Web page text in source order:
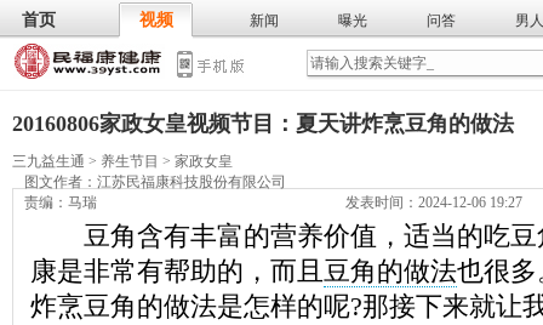
首页 视频 新闻 曝光 问答 男人
武术 气功 膳食 食谱 营养
20160806家政女皇视频节目：夏天讲炸烹豆角的做法
三九益生通 > 养生节目 > 家政女皇
图文作者： 江苏民福康科技股份有限公司
责编：马瑞
发表时间：2024-12-06 19:27
豆角含有丰富的营养价值，适当的吃豆
康是非常有帮助的，而且豆角的做法也很
炸烹豆角的做法是怎样的呢?那接下来就让